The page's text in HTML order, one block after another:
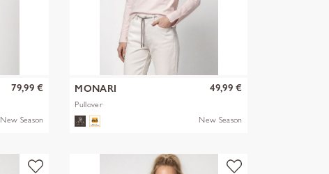
79,99 €
New Season
MONARI
Pullover
49,99 €
New Season